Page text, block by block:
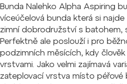
Bunda Nalehko Alpha Aspiring
víceúčelová bunda která si
zimní dobrodružství s batohem,
Perfektně ale poslouží i pro
podzimních měsících, kdy
vrstvami. Jako velmi zajímavá
zateplovací vrstva místo péřové